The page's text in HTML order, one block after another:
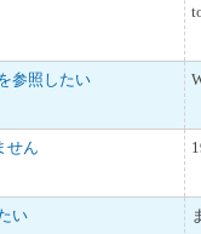
参照したい
せん
い